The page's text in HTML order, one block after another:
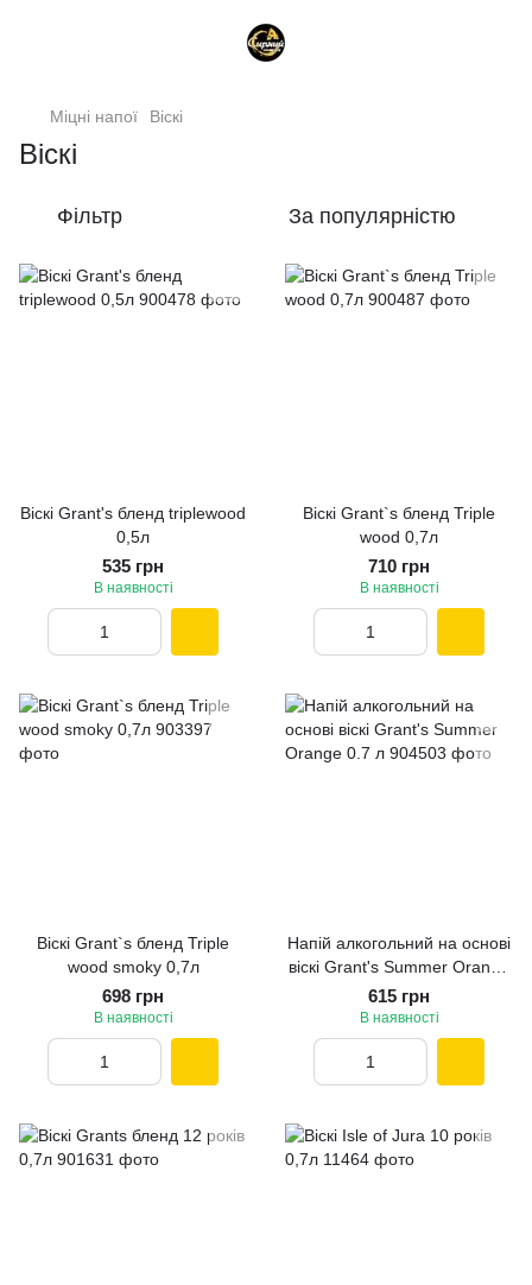
Міцні напої Віскі
Віскі
Фільтр За популярністю
Віскі Grant's бленд triplewood
0,5л
535 грн
В наявності
Віскі Grant`s бленд Triple
wood 0,7л
710 грн
В наявності
Віскі Grant`s бленд Triple
wood smoky 0,7л
698 грн
В наявності
Напій алкогольний на основі
віскі Grant's Summer Orange
0.7 л
615 грн
В наявності